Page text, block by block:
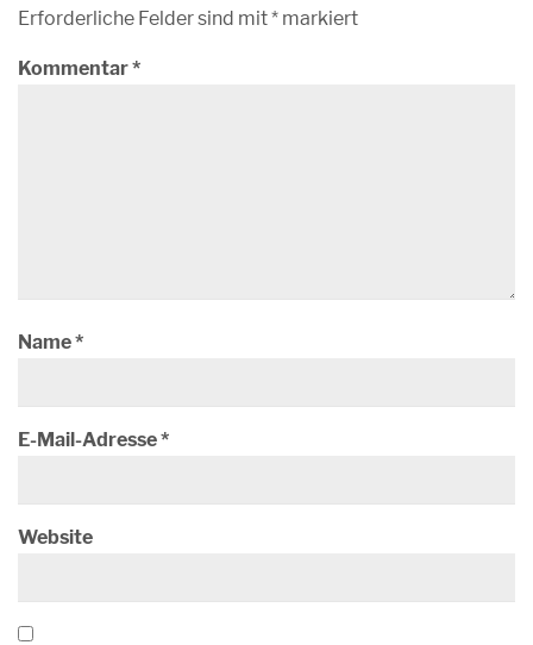
Erforderliche Felder sind mit* markiert
Kommentar*
Name*
E-Mail-Adresse*
Website